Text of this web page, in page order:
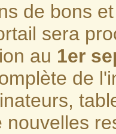
de bons
sera
au 1er
de
nouvelles